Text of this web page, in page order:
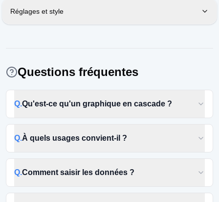
Réglages et style
Questions fréquentes
Q.Qu'est-ce qu'un graphique en cascade ?
Q.À quels usages convient-il ?
Q.Comment saisir les données ?